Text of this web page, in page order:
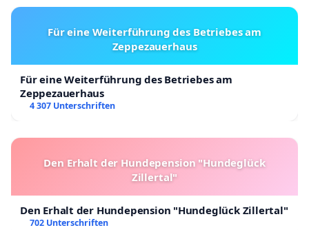
Für eine Weiterführung des Betriebes am
Zeppezauerhaus
Für eine Weiterführung des Betriebes am
Zeppezauerhaus
4 307 Unterschriften
Den Erhalt der Hundepension "Hundeglück
Zillertal"
Den Erhalt der Hundepension "Hundeglück Zillertal"
702 Unterschriften